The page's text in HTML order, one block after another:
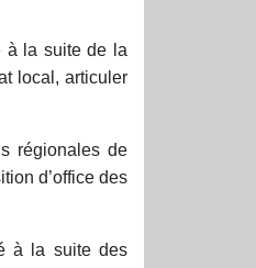
à la suite de la
local, articuler
régionales de
d’office des
à la suite des